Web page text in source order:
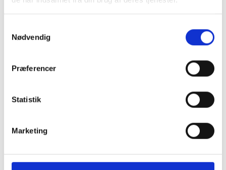
Nødvendig
Præferencer
Statistik
Marketing
Din bedste ven vil også elske dette